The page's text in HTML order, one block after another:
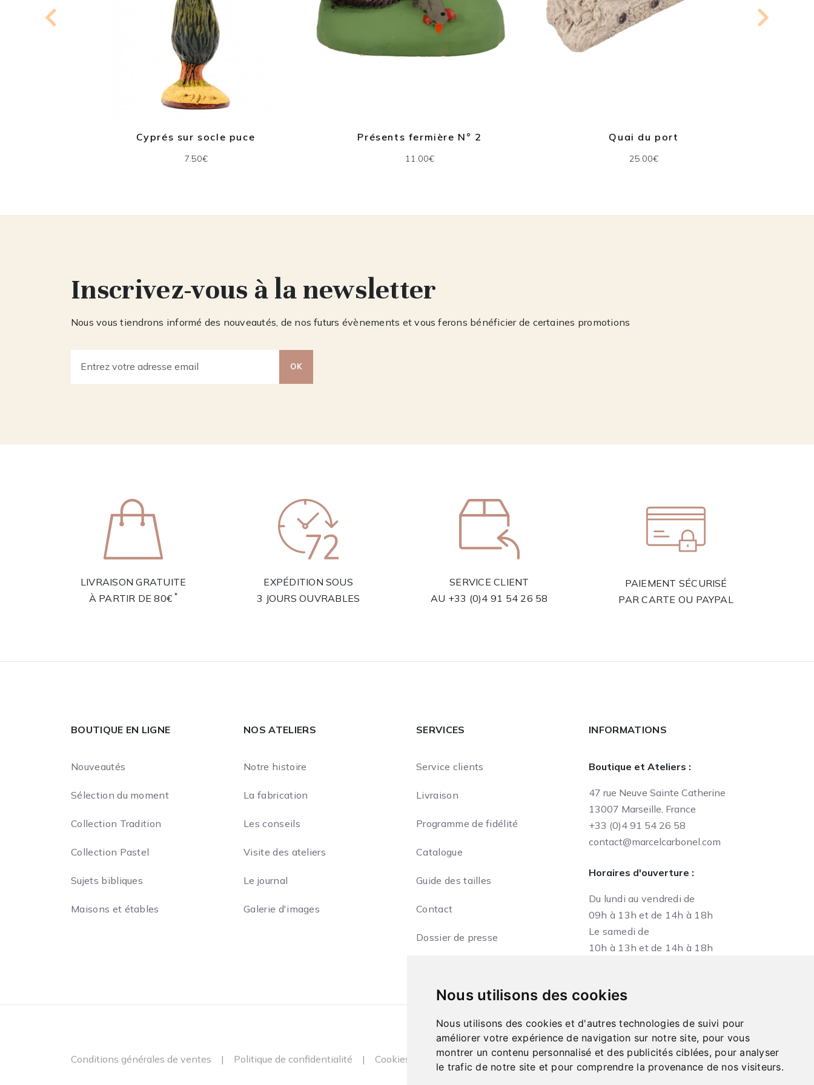
Nous utilisons des cookies
Nous utilisons des cookies et d'autres technologies de suivi pour
améliorer votre expérience de navigation sur notre site, pour vous
montrer un contenu personnalisé et des publicités ciblées, pour analyser
le trafic de notre site et pour comprendre la provenance de nos visiteurs.
Cyprés sur socle puce
7.50€
Présents fermière N° 2
11.00€
Quai du port
25.00€
Inscrivez-vous à la newsletter
Nous vous tiendrons informé des nouveautés, de nos futurs évènements et vous ferons bénéficier de certaines promotions
OK
LIVRAISON GRATUITE
À PARTIR DE 80€*
EXPÉDITION SOUS
3 JOURS OUVRABLES
SERVICE CLIENT
AU +33 (0)4 91 54 26 58
PAIEMENT SÉCURISÉ
PAR CARTE OU PAYPAL
BOUTIQUE EN LIGNE
Nouveautés
Sélection du moment
Collection Tradition
Collection Pastel
Sujets bibliques
Maisons et étables
NOS ATELIERS
Notre histoire
La fabrication
Les conseils
Visite des ateliers
Le journal
Galerie d'images
SERVICES
Service clients
Livraison
Programme de fidélité
Catalogue
Guide des tailles
Contact
Dossier de presse
INFORMATIONS
Boutique et Ateliers :
47 rue Neuve Sainte Catherine
13007 Marseille, France
+33 (0)4 91 54 26 58
contact@marcelcarbonel.com
Horaires d'ouverture :
Du lundi au vendredi de
09h à 13h et de 14h à 18h
Le samedi de
10h à 13h et de 14h à 18h
Conditions générales de ventes | Politique de confidentialité | Cookies